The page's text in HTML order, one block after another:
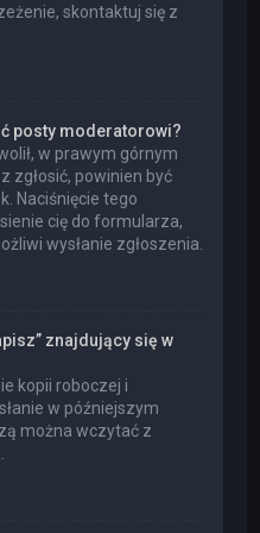
skontaktuj się z
posty moderatorowi?
w prawym górnym
zgłosić, powinien być
Naciśnięcie tego
cię do formularza,
wysłanie zgłoszenia.
znajdujący się w
kopii roboczej i
w późniejszym
można wczytać z